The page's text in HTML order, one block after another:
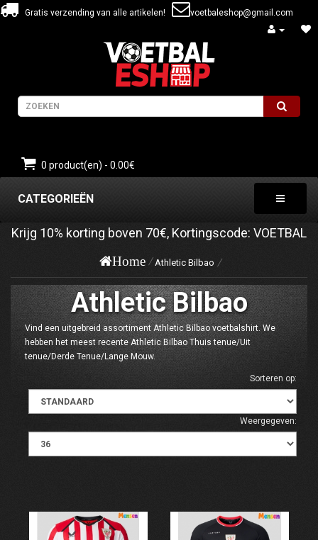
Gratis verzending van alle artikelen! voetbaleshop@gmail.com
0 product(en) - 0.00€
CATEGORIEËN
Krijg 10% korting boven 70€, Kortingscode: VOETBAL
Home Athletic Bilbao
Athletic Bilbao
Vind een uitgebreid assortiment Athletic Bilbao voetbalshirt. We
hebben het meest recente Athletic Bilbao Thuis tenue/Uit
tenue/Derde Tenue/Lange Mouw.
Sorteren op:
Weergegeven: